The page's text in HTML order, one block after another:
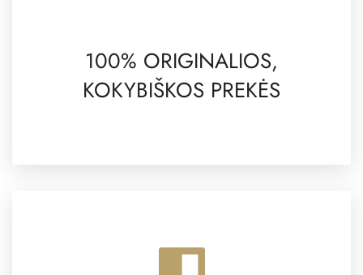
100% ORIGINALIOS,
KOKYBIŠKOS PREKĖS